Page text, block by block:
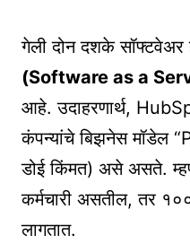
गेली दोन दशके सॉफ्टवेअर
(Software as a
आहे. उदाहरणार्थ,
कंपन्यांचे बिझनेस मॉडेल
डोई किंमत) असे असते.
कर्मचारी असतील, तर
लागतात.